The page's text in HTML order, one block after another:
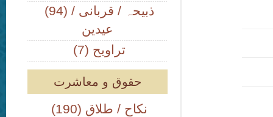
(94) ذبیحہ / قربانی /
عیدین
(7) تراویح
حقوق و معاشرت
(190) نکاح / طلاق